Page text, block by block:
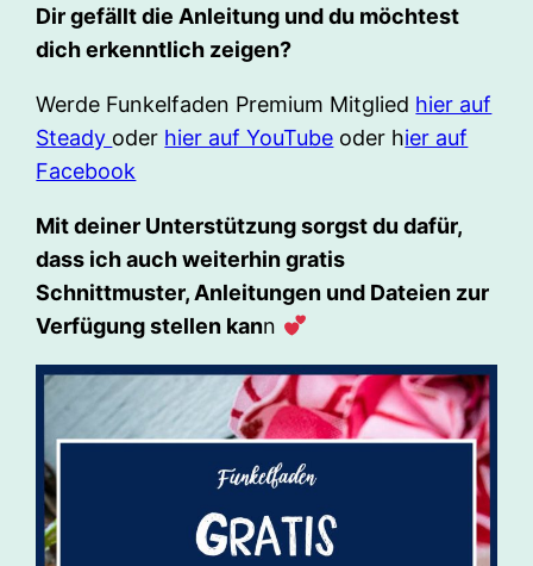
Dir gefällt die Anleitung und du möchtest
dich erkenntlich zeigen?
Werde Funkelfaden Premium Mitglied hier auf
Steady oder hier auf YouTube oder hier auf
Facebook
Mit deiner Unterstützung sorgst du dafür,
dass ich auch weiterhin gratis
Schnittmuster, Anleitungen und Dateien zur
Verfügung stellen kann